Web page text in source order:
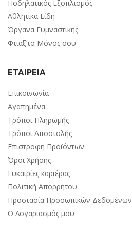
Ποδηλατικός Εξοπλισμός
Αθλητικά Είδη
Όργανα Γυμναστικής
Φτιάξ’το Μόνος σου
ΕΤΑΙΡΕΙΑ
Επικοινωνία
Αγαπημένα
Τρόποι Πληρωμής
Τρόποι Αποστολής
Επιστροφή Προϊόντων
Όροι Χρήσης
Ευκαιρίες καριέρας
Πολιτική Απορρήτου
Προστασία Προσωπικών Δεδομένων
Ο Λογαριασμός μου